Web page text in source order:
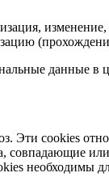
данные в
Эти cookies
совпадающие
необходимы